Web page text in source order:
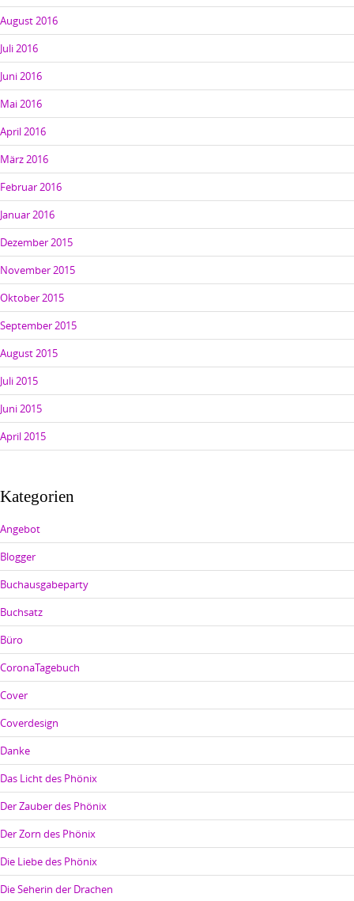
August 2016
Juli 2016
Juni 2016
Mai 2016
April 2016
März 2016
Februar 2016
Januar 2016
Dezember 2015
November 2015
Oktober 2015
September 2015
August 2015
Juli 2015
Juni 2015
April 2015
Kategorien
Angebot
Blogger
Buchausgabeparty
Buchsatz
Büro
CoronaTagebuch
Cover
Coverdesign
Danke
Das Licht des Phönix
Der Zauber des Phönix
Der Zorn des Phönix
Die Liebe des Phönix
Die Seherin der Drachen